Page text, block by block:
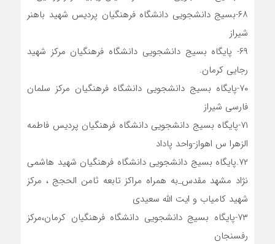
۶۸-بسیج دانشجویی دانشگاه فرهنگیان پردیس شهید باهنر
شیراز
۶۹- پایگاه بسیج دانشجویی دانشگاه فرهنگیان مرکز شهید
رجایی کرمان.
۷۰-پایگاه بسیج دانشجویی دانشگاه فرهنگیان مرکز سلمان
فارسی شیراز
۷۱-پایگاه بسیج دانشجویی دانشگاه فرهنگیان پردیس فاطمه
الزهرا س اهواز-واحد پاداد
۷۲.پایگاه بسیج دانشجویی دانشگاه فرهنگیان شهید هاشمی
نژاد مشهد مقدس_به همراه مراکز تابعه ثامن الحجج ، مرکز
شهید کامیاب و ایت الله سعیدی
۷۳-پایگاه بسیج دانشجویی دانشگاه فرهنگیان کرمان،مرکز
رفسنجان